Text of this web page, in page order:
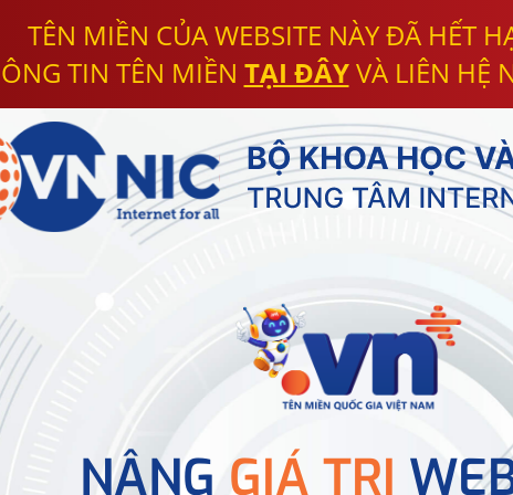
TÊN MIỀN CỦA WEBSITE NÀY ĐÃ HẾT
TIN TÊN MIỀN TẠI ĐÂYVÀ LIÊN HỆ
NÂNG GIÁ TRỊ